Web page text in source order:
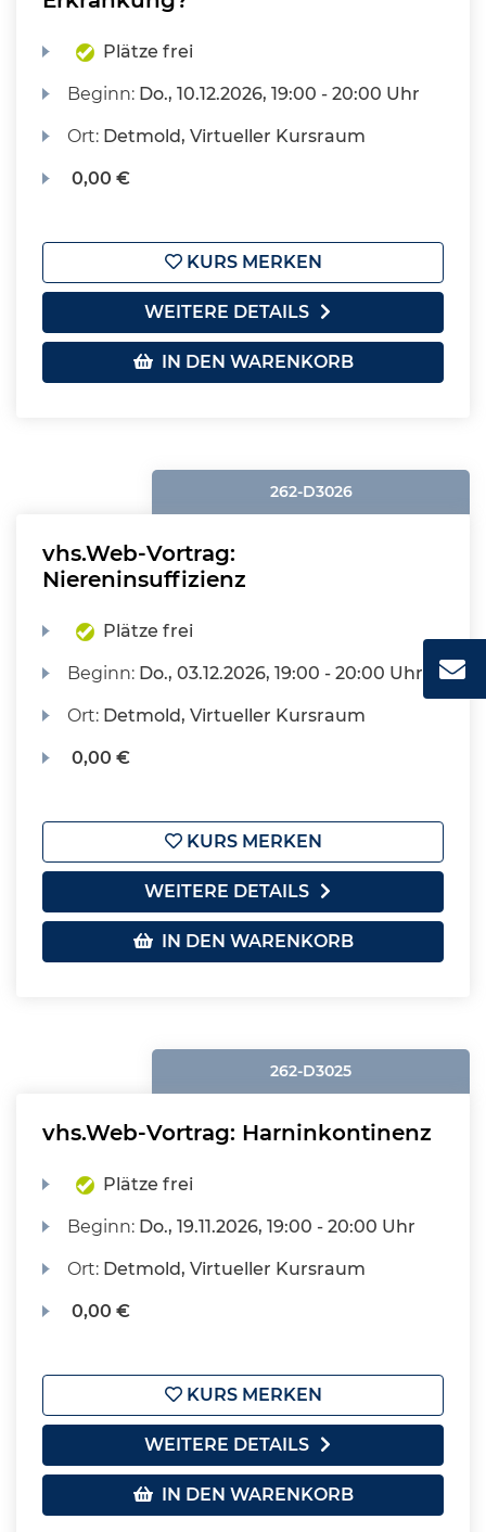
Plätze frei
Beginn: Do., 10.12.2026, 19:00 - 20:00 Uhr
Ort: Detmold, Virtueller Kursraum
0,00 €
KURS MERKEN
WEITERE DETAILS
IN DEN WARENKORB
262-D3026
vhs.Web-Vortrag:
Niereninsuffizienz
Plätze frei
Beginn: Do., 03.12.2026, 19:00 - 20:00 Uhr
Ort: Detmold, Virtueller Kursraum
0,00 €
KURS MERKEN
WEITERE DETAILS
IN DEN WARENKORB
262-D3025
vhs.Web-Vortrag: Harninkontinenz
Plätze frei
Beginn: Do., 19.11.2026, 19:00 - 20:00 Uhr
Ort: Detmold, Virtueller Kursraum
0,00 €
KURS MERKEN
WEITERE DETAILS
IN DEN WARENKORB